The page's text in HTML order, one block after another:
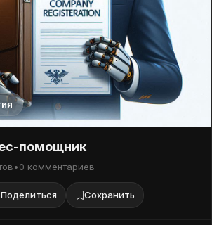
помощник
•0 комментариев
Поделиться Сохранить